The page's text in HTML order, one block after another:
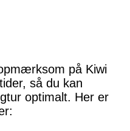
på Kiwi
så du kan
optimalt. Her er